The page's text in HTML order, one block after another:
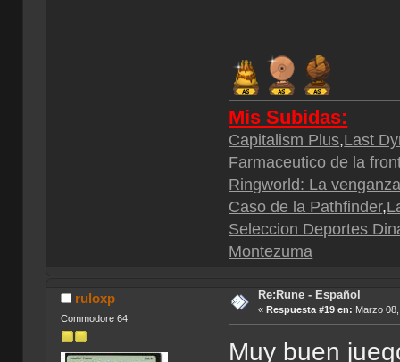
Mis Subidas:
Capitalism Plus,Last
Farmaceutico de la
Ringworld: La
Caso de la Pathfinder,
Seleccion Deportes
Montezuma
ruloxp
Commodore 64
Re:Rune - Español
« Respuesta #19 en: Marzo
Muy buen